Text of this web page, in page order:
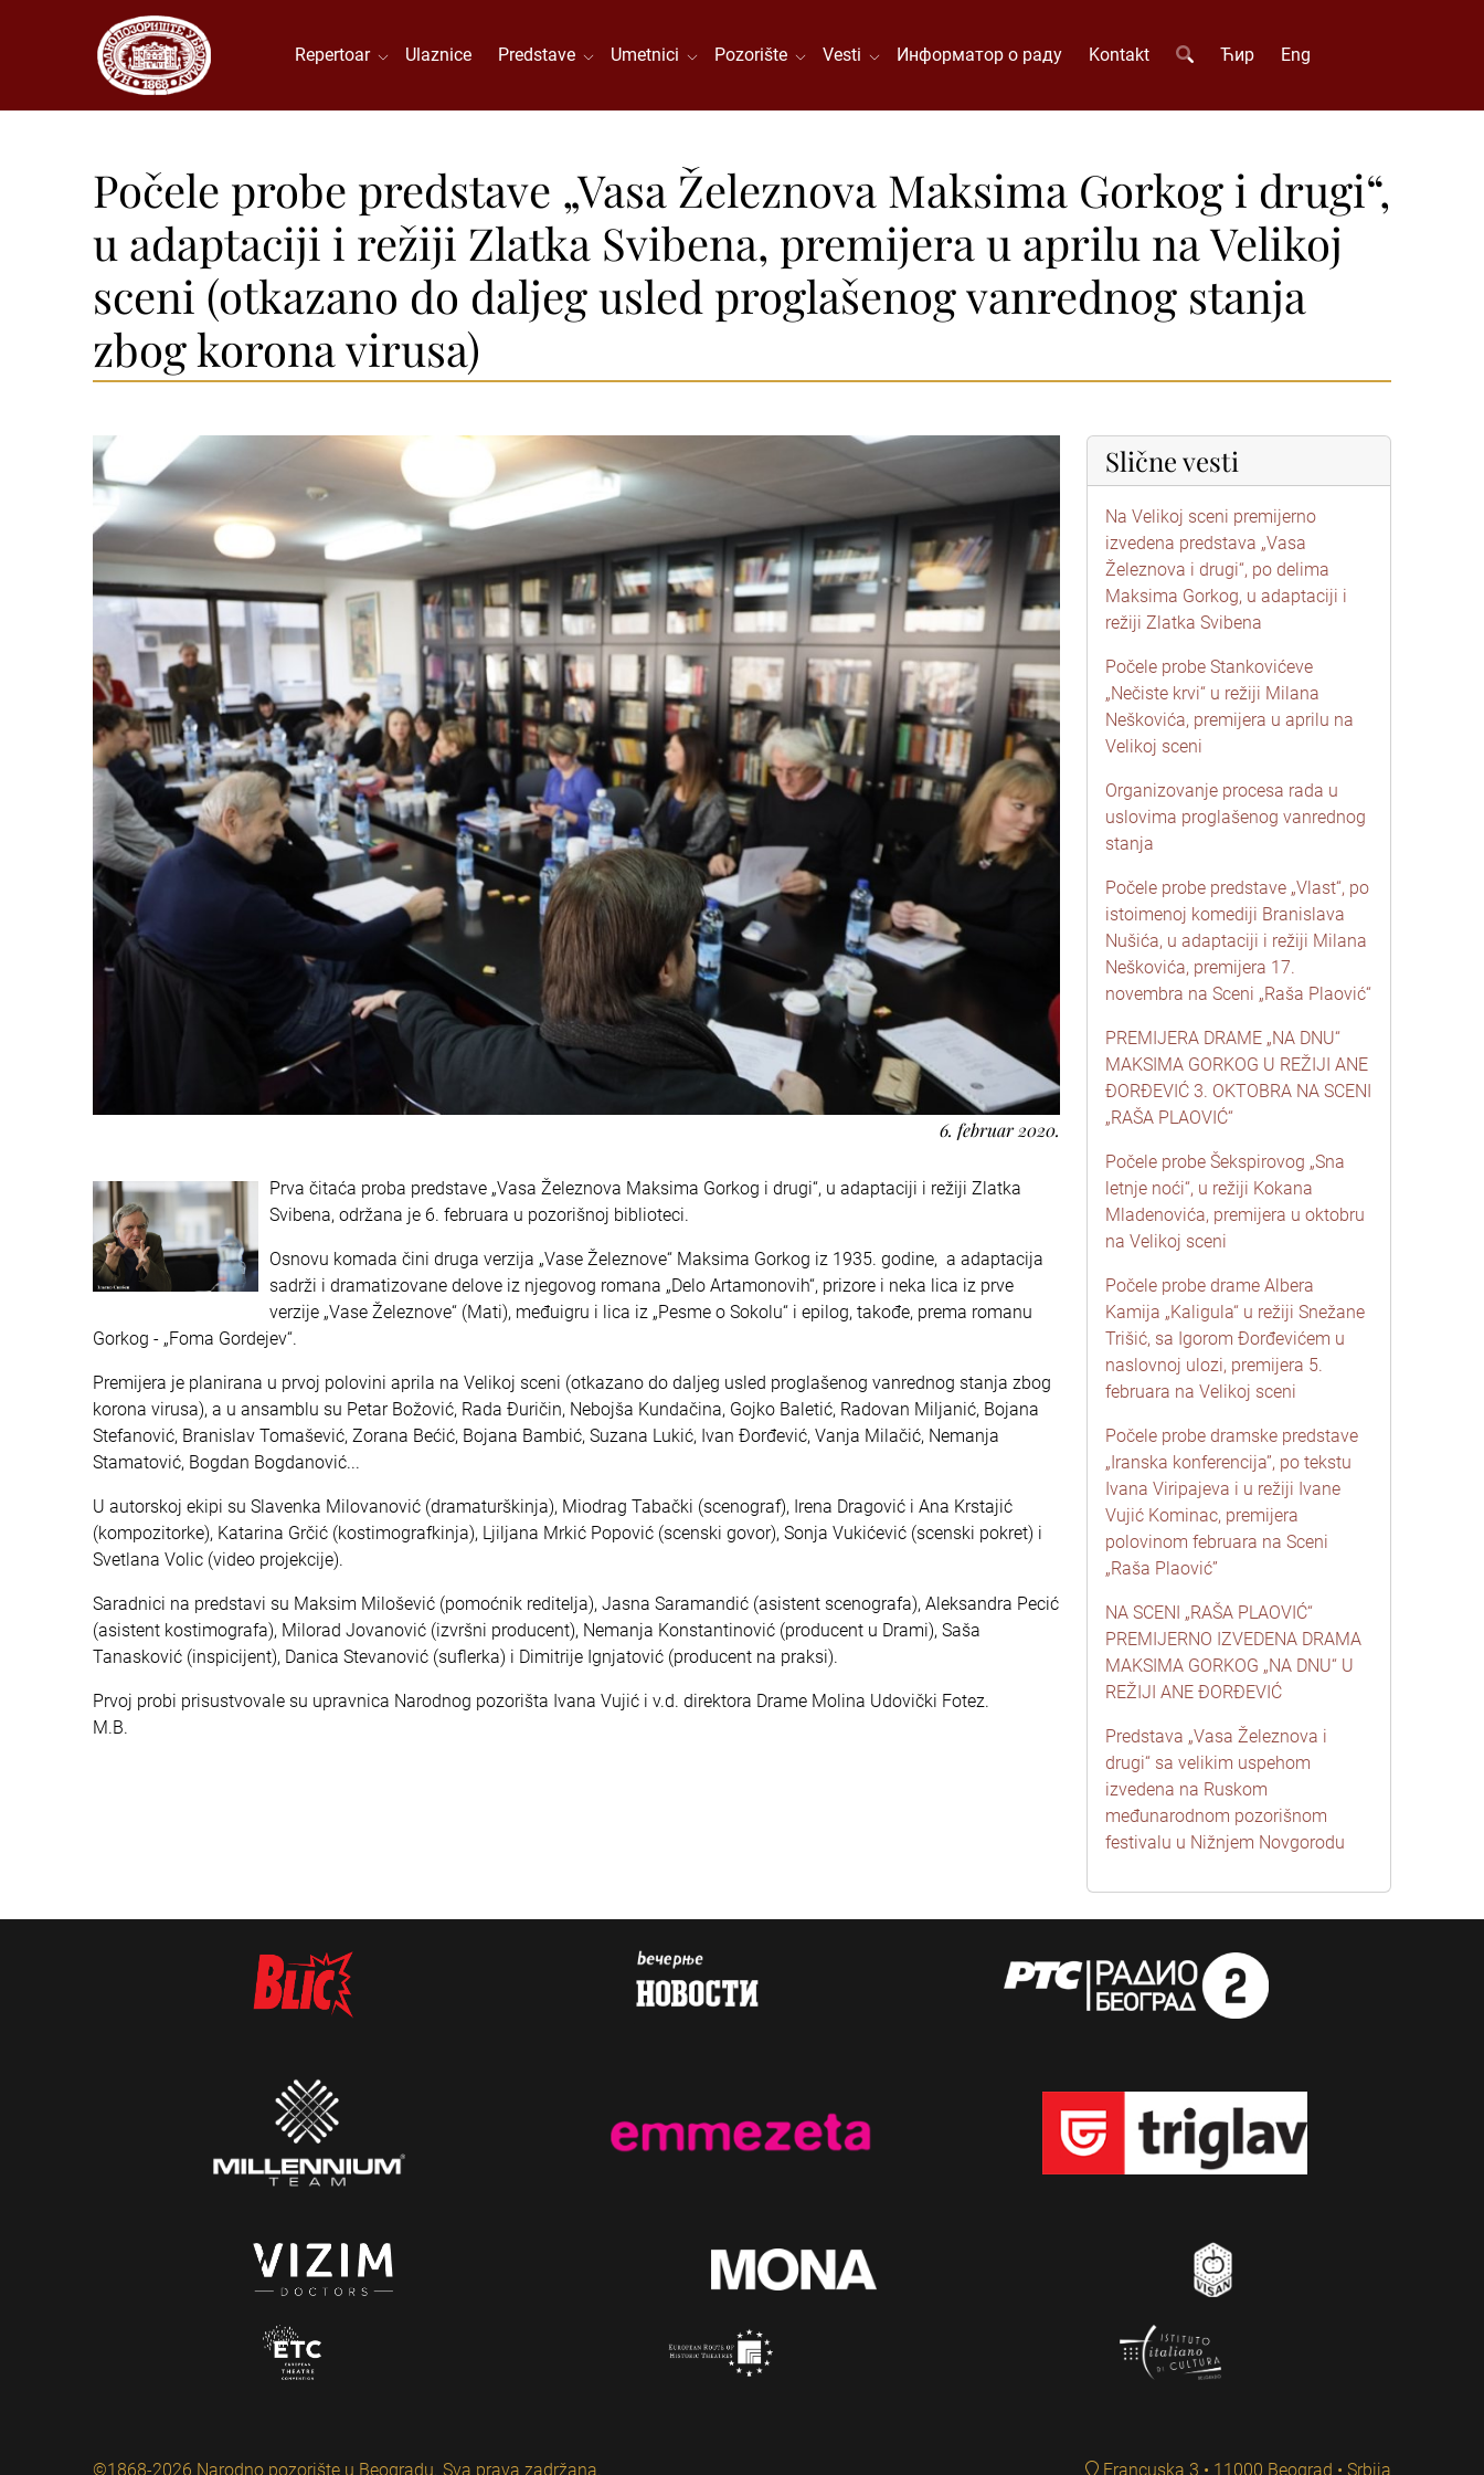
Repertoar Ulaznice Predstave Umetnici Pozorište Vesti Информатор о раду Kontakt Ћир Eng
Počele probe predstave „Vasa Železnova Maksima Gorkog i drugi“,
u adaptaciji i režiji Zlatka Svibena, premijera u aprilu na Velikoj
sceni (otkazano do daljeg usled proglašenog vanrednog stanja
zbog korona virusa)
6. februar 2020.
Prva čitaća proba predstave „Vasa Železnova Maksima Gorkog i drugi“, u adaptaciji i režiji Zlatka
Svibena, održana je 6. februara u pozorišnoj biblioteci.
Osnovu komada čini druga verzija „Vase Železnove“ Maksima Gorkog iz 1935. godine, a adaptacija
sadrži i dramatizovane delove iz njegovog romana „Delo Artamonovih“, prizore i neka lica iz prve
verzije „Vase Železnove“ (Mati), međuigru i lica iz „Pesme o Sokolu“ i epilog, takođe, prema romanu
Gorkog - „Foma Gordejev“.
Premijera je planirana u prvoj polovini aprila na Velikoj sceni (otkazano do daljeg usled proglašenog vanrednog stanja zbog
korona virusa), a u ansamblu su Petar Božović, Rada Đuričin, Nebojša Kundačina, Gojko Baletić, Radovan Miljanić, Bojana
Stefanović, Branislav Tomašević, Zorana Bećić, Bojana Bambić, Suzana Lukić, Ivan Đorđević, Vanja Milačić, Nemanja
Stamatović, Bogdan Bogdanović...
U autorskoj ekipi su Slavenka Milovanović (dramaturškinja), Miodrag Tabački (scenograf), Irena Dragović i Ana Krstajić
(kompozitorke), Katarina Grčić (kostimografkinja), Ljiljana Mrkić Popović (scenski govor), Sonja Vukićević (scenski pokret) i
Svetlana Volic (video projekcije).
Saradnici na predstavi su Maksim Milošević (pomoćnik reditelja), Jasna Saramandić (asistent scenografa), Aleksandra Pecić
(asistent kostimografa), Milorad Jovanović (izvršni producent), Nemanja Konstantinović (producent u Drami), Saša
Tanasković (inspicijent), Danica Stevanović (suflerka) i Dimitrije Ignjatović (producent na praksi).
Prvoj probi prisustvovale su upravnica Narodnog pozorišta Ivana Vujić i v.d. direktora Drame Molina Udovički Fotez.
M.B.
Slične vesti
Na Velikoj sceni premijerno
izvedena predstava „Vasa
Železnova i drugi“, po delima
Maksima Gorkog, u adaptaciji i
režiji Zlatka Svibena
Počele probe Stankovićeve
„Nečiste krvi“ u režiji Milana
Neškovića, premijera u aprilu na
Velikoj sceni
Organizovanje procesa rada u
uslovima proglašenog vanrednog
stanja
Počele probe predstave „Vlast“, po
istoimenoj komediji Branislava
Nušića, u adaptaciji i režiji Milana
Neškovića, premijera 17.
novembra na Sceni „Raša Plaović“
PREMIJERA DRAME „NA DNU“
MAKSIMA GORKOG U REŽIJI ANE
ĐORĐEVIĆ 3. OKTOBRA NA SCENI
„RAŠA PLAOVIĆ“
Počele probe Šekspirovog „Sna
letnje noći“, u režiji Kokana
Mladenovića, premijera u oktobru
na Velikoj sceni
Počele probe drame Albera
Kamija „Kaligula“ u režiji Snežane
Trišić, sa Igorom Đorđevićem u
naslovnoj ulozi, premijera 5.
februara na Velikoj sceni
Počele probe dramske predstave
„Iranska konferencija”, po tekstu
Ivana Viripajeva i u režiji Ivane
Vujić Kominac, premijera
polovinom februara na Sceni
„Raša Plaović”
NA SCENI „RAŠA PLAOVIĆ“
PREMIJERNO IZVEDENA DRAMA
MAKSIMA GORKOG „NA DNU“ U
REŽIJI ANE ĐORĐEVIĆ
Predstava „Vasa Železnova i
drugi“ sa velikim uspehom
izvedena na Ruskom
međunarodnom pozorišnom
festivalu u Nižnjem Novgorodu
©1868-2026 Narodno pozorište u Beogradu. Sva prava zadržana. Francuska 3 • 11000 Beograd • Srbija